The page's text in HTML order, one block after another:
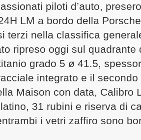
piloti d’auto,
LM a bordo della
terzi nella classifica
ripreso oggi sul
grado 5 ø 41.5,
integrato e il
Maison con data, Calibro
31 rubini e riserva di
i vetri zaffiro sono